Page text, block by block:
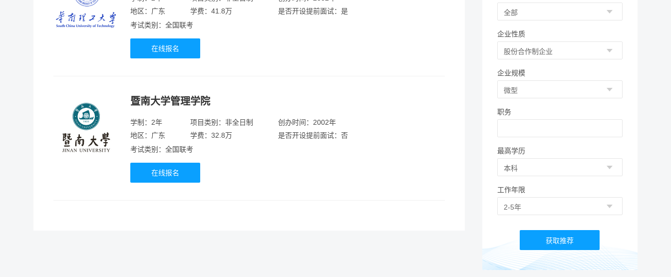
地区：广东
学费：41.8万
是否开设提前面试：是
考试类别：全国联考
在线报名
暨南大学管理学院
学制：2年
地区：广东
项目类别：非全日制
学费：32.8万
创办时间：2002年
是否开设提前面试：否
考试类别：全国联考
在线报名
企业性质
企业规模
职务
最高学历
工作年限